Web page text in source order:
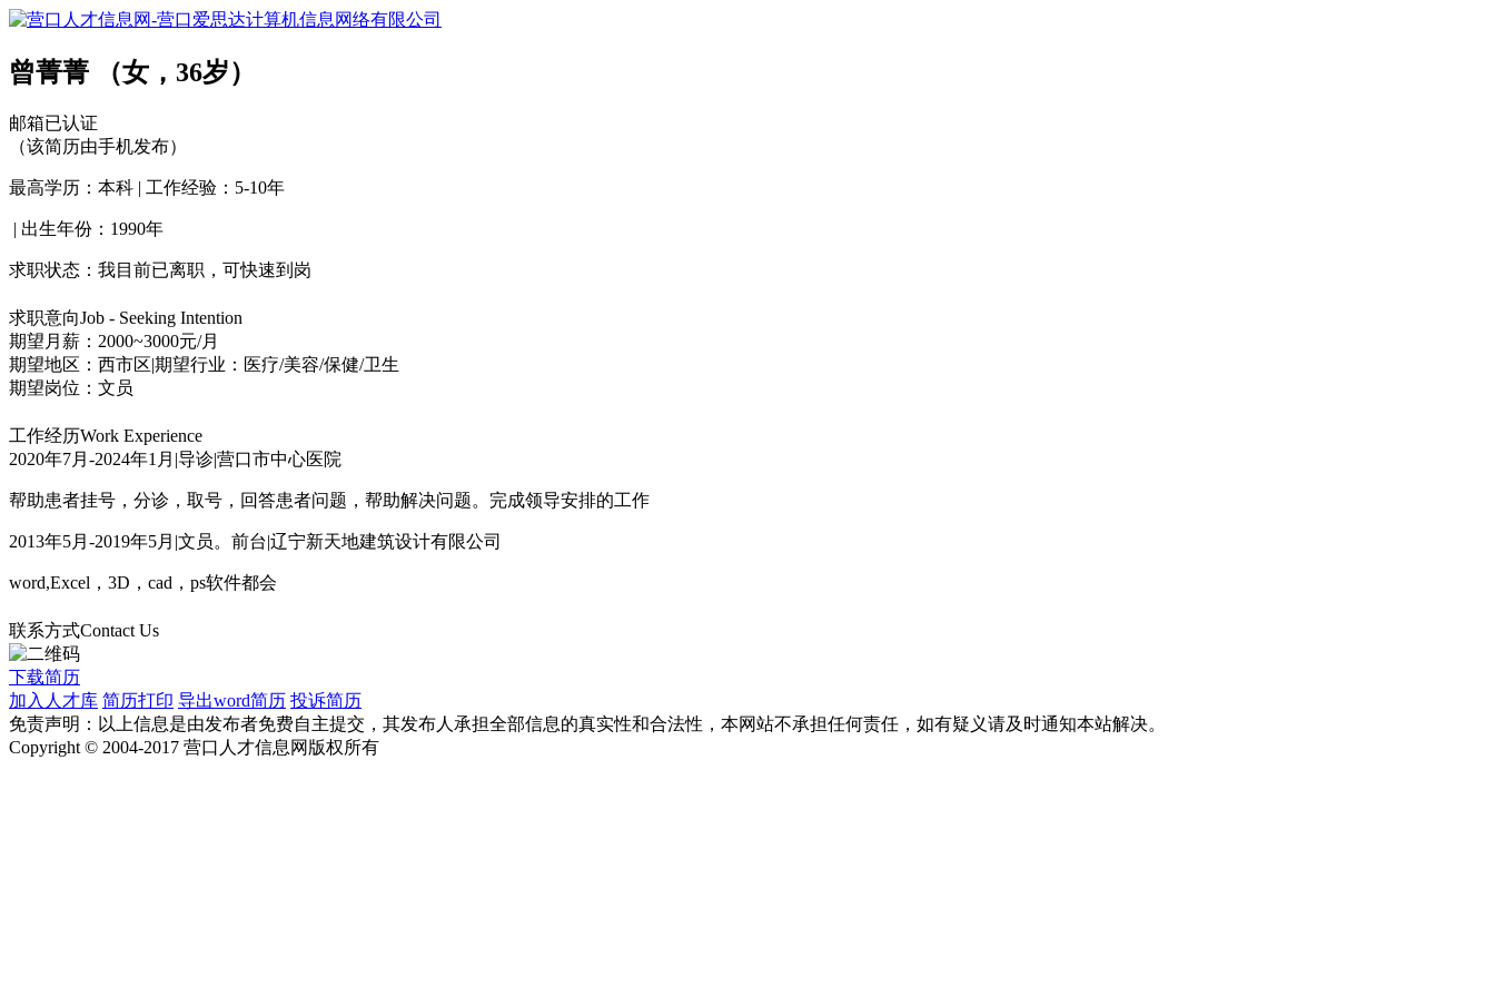
曾菁菁 （女，36岁）
邮箱已认证
（该简历由手机发布）
最高学历：本科 | 工作经验：5-10年
| 出生年份：1990年
求职状态：我目前已离职，可快速到岗
求职意向Job - Seeking Intention
期望月薪：2000~3000元/月
期望地区：西市区|期望行业：医疗/美容/保健/卫生
期望岗位：文员
工作经历Work Experience
2020年7月-2024年1月 |导诊|营口市中心医院
帮助患者挂号，分诊，取号，回答患者问题，帮助解决问题。完成领导安排的工作
2013年5月-2019年5月 |文员。前台|辽宁新天地建筑设计有限公司
word,Excel，3D，cad，ps软件都会
联系方式Contact Us
下载简历
加入人才库 简历打印 导出word简历 投诉简历
免责声明：以上信息是由发布者免费自主提交，其发布人承担全部信息的真实性和合法性，本网站不承担任何责任，如有疑义请及时通知本站解决。
Copyright © 2004-2017 营口人才信息网版权所有